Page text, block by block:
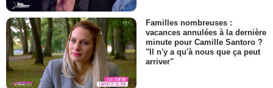
Familles nombreuses :
vacances annulées à la dernière
minute pour Camille Santoro ?
"Il n'y a qu'à nous que ça peut
arriver"